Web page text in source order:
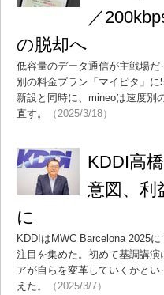
／
の脱却へ
低容量のデータ通信が主戦場
別の料金プラン「マイピタ」
新設と同時に、mineoは速度別
直す。
（2025/3/18）
KDDI高
意図、利
に
KDDIはMWC Barcelona 2025
注目を集めた。初めて基調講
アが自らを変革していくかと
えた。
（2025/3/7）